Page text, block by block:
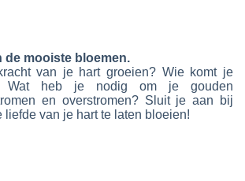
de mooiste bloemen.
van je hart groeien? Wie komt je
Wat heb je nodig om je gouden
en overstromen? Sluit je aan bij
liefde van je hart te laten bloeien!